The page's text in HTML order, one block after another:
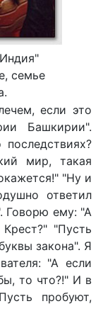
семье
если это
Башкирии".
мир, такая
"Ну и
ответил
Говорю ему: "А
"Пусть
закона". Я
"А если
то что?!" И в
пробуют,